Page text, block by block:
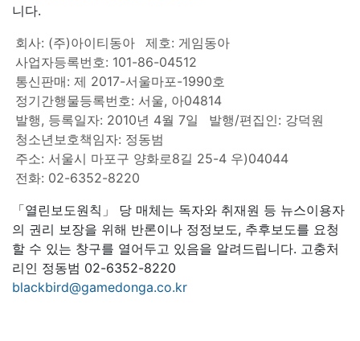
니다.
회사: (주)아이티동아
제호: 게임동아
사업자등록번호: 101-86-04512
통신판매: 제 2017-서울마포-1990호
정기간행물등록번호: 서울, 아04814
발행, 등록일자: 2010년 4월 7일
발행/편집인: 강덕원
청소년보호책임자: 정동범
주소: 서울시 마포구 양화로8길 25-4 우)04044
전화: 02-6352-8220
「열린보도원칙」 당 매체는 독자와 취재원 등 뉴스이용자
의 권리 보장을 위해 반론이나 정정보도, 추후보도를 요청
할 수 있는 창구를 열어두고 있음을 알려드립니다. 고충처
리인 정동범 02-6352-8220
blackbird@gamedonga.co.kr